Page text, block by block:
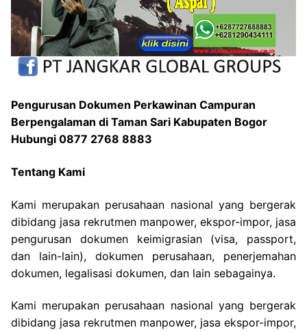
Pengurusan Dokumen Perkawinan Campuran
Berpengalaman di Taman Sari Kabupaten Bogor
Hubungi 0877 2768 8883
Tentang Kami
Kami merupakan perusahaan nasional yang bergerak
dibidang jasa rekrutmen manpower, ekspor-impor, jasa
pengurusan dokumen keimigrasian (visa, passport,
dan lain-lain), dokumen perusahaan, penerjemahan
dokumen, legalisasi dokumen, dan lain sebagainya.
Kami merupakan perusahaan nasional yang bergerak
dibidang jasa rekrutmen manpower, jasa ekspor-impor,